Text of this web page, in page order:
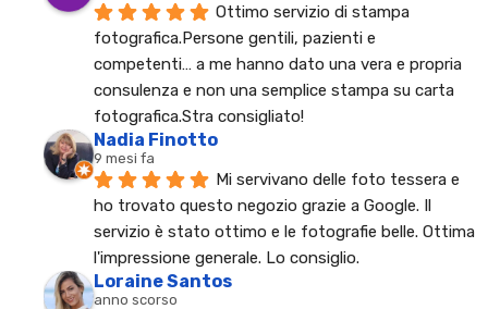
Ottimo servizio di stampa
fotografica.Persone gentili, pazienti e
competenti… a me hanno dato una vera e propria
consulenza e non una semplice stampa su carta
fotografica.Stra consigliato!
Nadia Finotto
9 mesi fa
Mi servivano delle foto tessera e
ho trovato questo negozio grazie a Google. Il
servizio è stato ottimo e le fotografie belle. Ottima
l'impressione generale. Lo consiglio.
Loraine Santos
anno scorso